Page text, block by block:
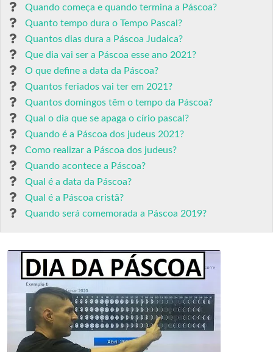
Quando começa e quando termina a Páscoa?
Quanto tempo dura o Tempo Pascal?
Quantos dias dura a Páscoa Judaica?
Que dia vai ser a Páscoa esse ano 2021?
O que define a data da Páscoa?
Quantos feriados vai ter em 2021?
Quantos domingos têm o tempo da Páscoa?
Qual o dia que se apaga o círio pascal?
Quando é a Páscoa dos judeus 2021?
Como realizar a Páscoa dos judeus?
Quando acontece a Páscoa?
Qual é a data da Páscoa?
Qual é a Páscoa cristã?
Quando será comemorada a Páscoa 2019?